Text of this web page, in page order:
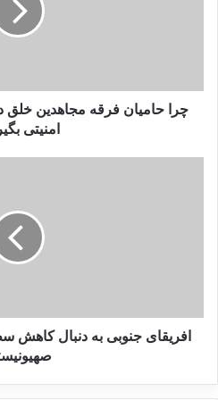
بررسی
وی ادامه داد، آنها شایسته
چرا که هر چه بیشتر این
عصبانیت و ناامیدی
چرا حامیان فرقه مجاهدین خلق در
امنیتی
افریقای جنوبی به دنبال کاهش